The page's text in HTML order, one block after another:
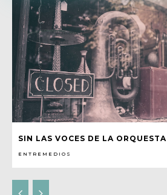
SIN LAS VOCES DE LA ORQUESTA
ENTREMEDIOS